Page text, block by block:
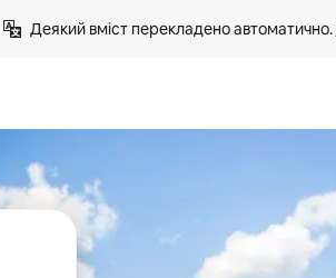
Деякий вміст перекладено автоматично.